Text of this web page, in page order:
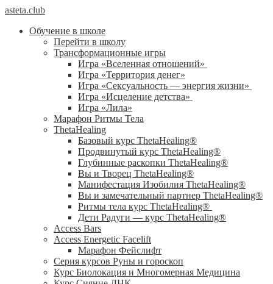
asteta.club
Обучение в школе
Перейти в школу
Трансформационные игры
Игра «Вселенная отношений»
Игра «Территория денег»
Игра «Сексуальность — энергия жизни»
Игра «Исцеление детства»
Игра «Лила»
Марафон Ритмы Тела
ThetaHealing
Базовый курс ThetaHealing®
Продвинутый курс ThetaHealing®
Глубинные раскопки ThetaHealing®
Вы и Творец ThetaHealing®
Манифестация Изобилия ThetaHealing®
Вы и замечательный партнер ThetaHealing®
Ритмы тела курс ThetaHealing®
Дети Радуги — курс ThetaHealing®
Access Bars
Access Energetic Facelift
Марафон Фейслифт
Серия курсов Руны и гороскоп
Курс Биолокация и Многомерная Медицина